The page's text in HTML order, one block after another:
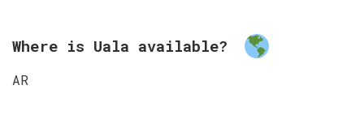
Where is Uala available?
AR